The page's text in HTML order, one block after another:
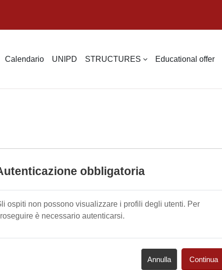
Calendario UNIPD STRUCTURES Educational offer
obbligatoria
ospiti non possono visualizzare i profili degli utenti. Per
è necessario autenticarsi.
Annulla Continua